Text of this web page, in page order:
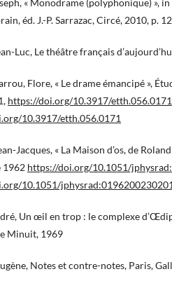
« Monodrame (polyphonique) »,
éd. J.-P. Sarrazac, Circé, 2010, p.
Luc, Le théâtre français
Flore, « Le drame émancipé »,
https://doi.org/10.3917/etth.056.0171
10.3917/etth.056.0171
Jacques, « La Maison d’os, de
1962 https://doi.org/10.1051/
10.1051/
Un œil en trop : le complexe
Minuit, 1969
Notes et contre-notes, Paris,